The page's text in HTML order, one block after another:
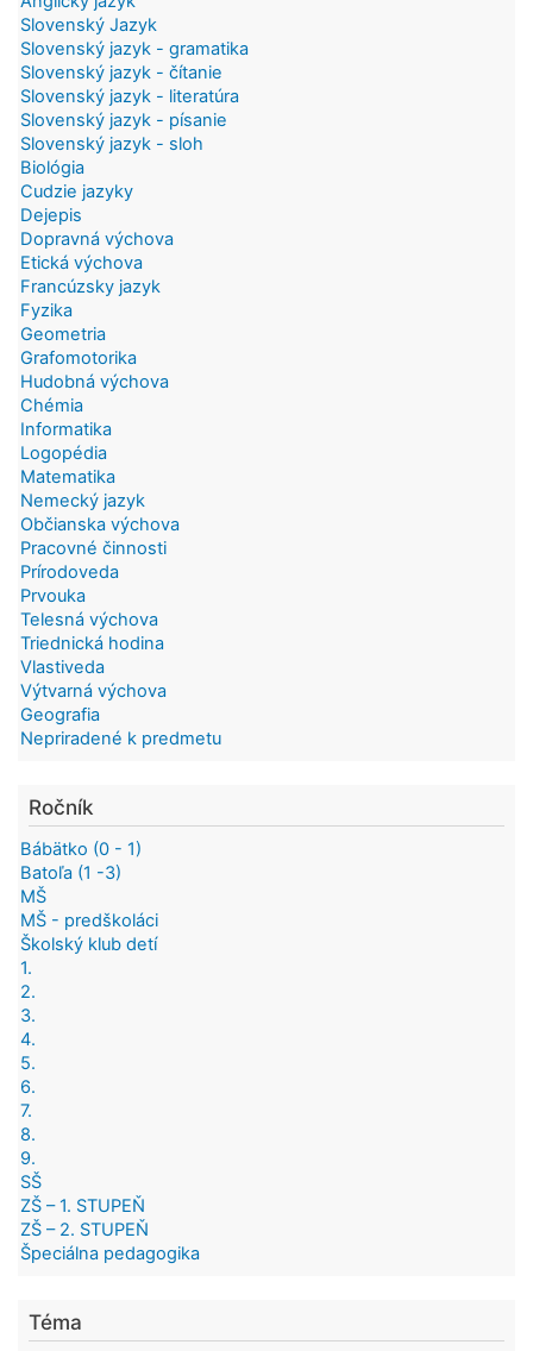
Slovenský Jazyk
Slovenský jazyk - gramatika
Slovenský jazyk - čítanie
Slovenský jazyk - literatúra
Slovenský jazyk - písanie
Slovenský jazyk - sloh
Biológia
Cudzie jazyky
Dejepis
Dopravná výchova
Etická výchova
Francúzsky jazyk
Fyzika
Geometria
Grafomotorika
Hudobná výchova
Chémia
Informatika
Logopédia
Matematika
Nemecký jazyk
Občianska výchova
Pracovné činnosti
Prírodoveda
Prvouka
Telesná výchova
Triednická hodina
Vlastiveda
Výtvarná výchova
Geografia
Nepriradené k predmetu
Ročník
Bábätko (0 - 1)
Batoľa (1 -3)
MŠ
MŠ - predškoláci
Školský klub detí
1.
2.
3.
4.
5.
6.
7.
8.
9.
SŠ
ZŠ – 1. STUPEŇ
ZŠ – 2. STUPEŇ
Špeciálna pedagogika
Téma